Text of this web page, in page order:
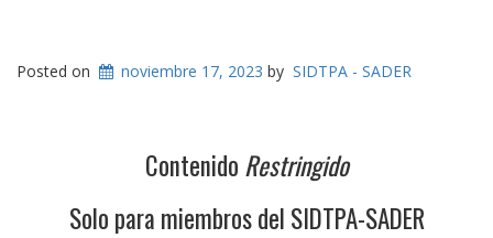
Posted on noviembre 17, 2023 by SIDTPA - SADER
Contenido Restringido
Solo para miembros del SIDTPA-SADER